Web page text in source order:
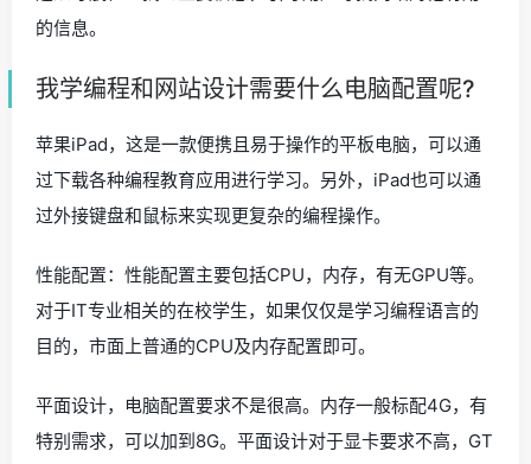
的信息。
我学编程和网站设计需要什么电脑配置呢?
苹果iPad，这是一款便携且易于操作的平板电脑，可以通
过下载各种编程教育应用进行学习。另外，iPad也可以通
过外接键盘和鼠标来实现更复杂的编程操作。
性能配置：性能配置主要包括CPU，内存，有无GPU等。
对于IT专业相关的在校学生，如果仅仅是学习编程语言的
目的，市面上普通的CPU及内存配置即可。
平面设计，电脑配置要求不是很高。内存一般标配4G，有
特别需求，可以加到8G。平面设计对于显卡要求不高，GT